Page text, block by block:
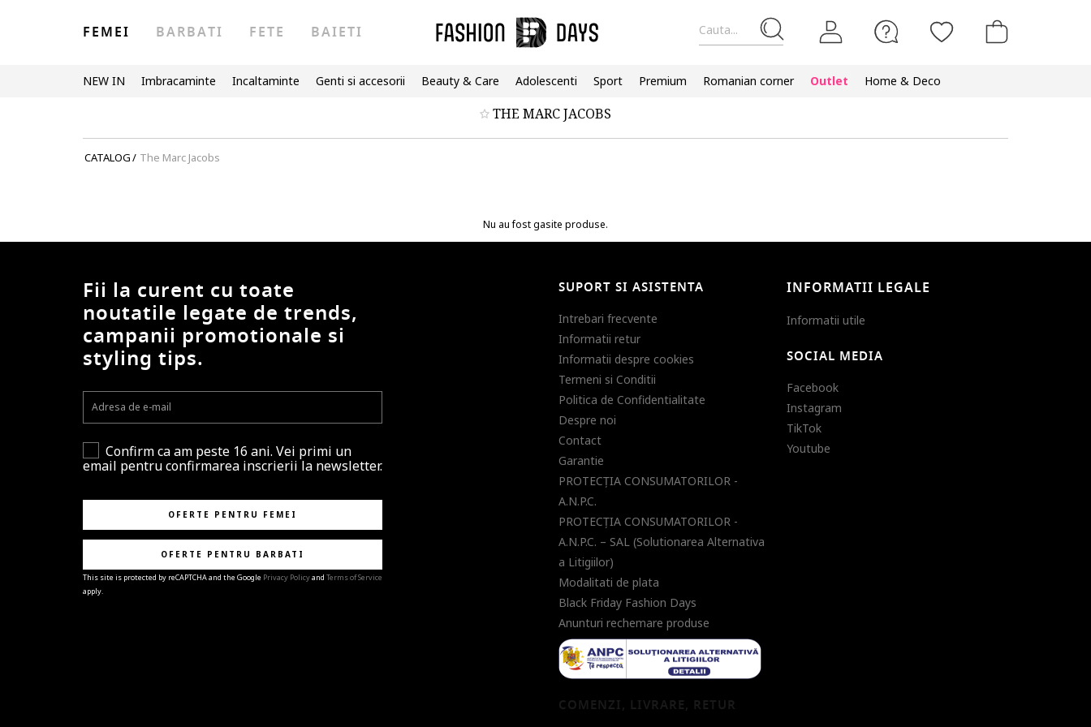
Cauta...
FEMEI BARBATI FETE BAIETI
NEW IN Imbracaminte Incaltaminte Genti si accesorii Beauty & Care Adolescenti Sport Premium Romanian corner Outlet Home & Deco
THE MARC JACOBS
CATALOG/ The Marc Jacobs
Nu au fost gasite produse.
Fii la curent cu toate
noutatile legate de trends,
campanii promotionale si
styling tips.
Confirm ca am peste 16 ani. Vei primi un
email pentru confirmarea inscrierii la newsletter.
OFERTE PENTRU FEMEI
OFERTE PENTRU BARBATI
This site is protected by reCAPTCHA and the Google Privacy Policyand Terms of Service
apply.
SUPORT SI ASISTENTA
Intrebari frecvente
Informatii retur
Informatii despre cookies
Termeni si Conditii
Politica de Confidentialitate
Despre noi
Contact
Garantie
PROTECŢIA CONSUMATORILOR -
A.N.P.C.
PROTECŢIA CONSUMATORILOR -
A.N.P.C. – SAL (Solutionarea Alternativa
a Litigiilor)
Modalitati de plata
Black Friday Fashion Days
Anunturi rechemare produse
COMENZI, LIVRARE, RETUR
INFORMATII LEGALE
Informatii utile
SOCIAL MEDIA
Facebook
Instagram
TikTok
Youtube